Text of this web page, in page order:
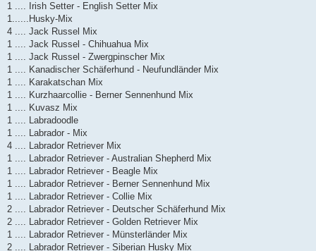
1 .... Irish Setter - English Setter Mix
1......Husky-Mix
4 .... Jack Russel Mix
1 .... Jack Russel - Chihuahua Mix
1 .... Jack Russel - Zwergpinscher Mix
1 .... Kanadischer Schäferhund - Neufundländer Mix
1 .... Karakatschan Mix
1 .... Kurzhaarcollie - Berner Sennenhund Mix
1 .... Kuvasz Mix
1 .... Labradoodle
1 .... Labrador - Mix
4 .... Labrador Retriever Mix
1 .... Labrador Retriever - Australian Shepherd Mix
1 .... Labrador Retriever - Beagle Mix
1 .... Labrador Retriever - Berner Sennenhund Mix
1 .... Labrador Retriever - Collie Mix
2 .... Labrador Retriever - Deutscher Schäferhund Mix
2 .... Labrador Retriever - Golden Retriever Mix
1 .... Labrador Retriever - Münsterländer Mix
2 .... Labrador Retriever - Siberian Husky Mix